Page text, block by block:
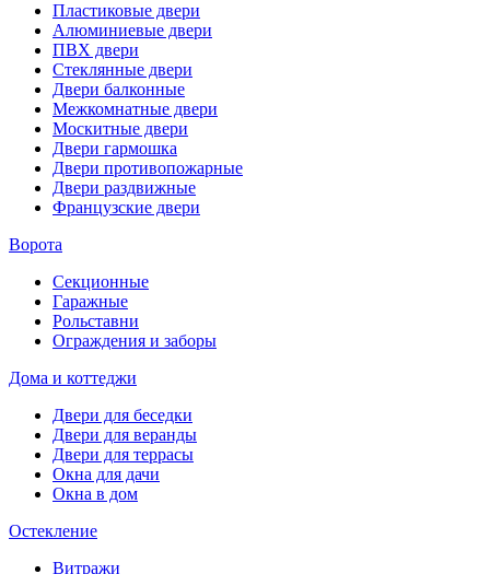
Пластиковые двери
Алюминиевые двери
ПВХ двери
Стеклянные двери
Двери балконные
Межкомнатные двери
Москитные двери
Двери гармошка
Двери противопожарные
Двери раздвижные
Французские двери
Ворота
Секционные
Гаражные
Рольставни
Ограждения и заборы
Дома и коттеджи
Двери для беседки
Двери для веранды
Двери для террасы
Окна для дачи
Окна в дом
Остекление
Витражи